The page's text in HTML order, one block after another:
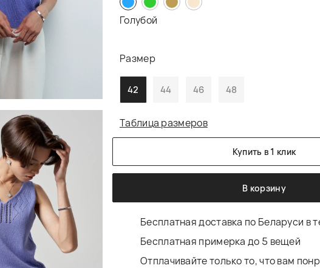
Голубой
Размер
42 44 46 48
Таблица размеров
Купить в 1 клик
В корзину
Бесплатная доставка по Беларуси в
Бесплатная примерка до 5 вещей
Отплачивайте только то, что вам